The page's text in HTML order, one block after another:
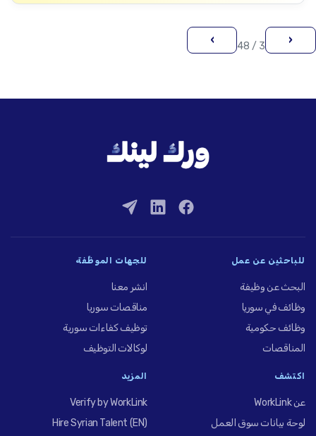
‹
3 / 48
›
للباحثين عن عمل
البحث عن وظيفة
وظائف في سوريا
وظائف حكومية
المناقصات
للجهات الموظِّفة
انشر معنا
مناقصات سوريا
توظيف كفاءات سورية
لوكالات التوظيف
اكتشف
عن WorkLink
لوحة بيانات سوق العمل
المزيد
Verify by WorkLink
Hire Syrian Talent (EN)